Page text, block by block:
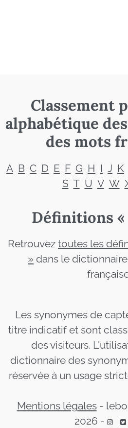
Classement
alphabétique
des mots
A B C D E F G H I J K
S T U V W
Définitions «
Retrouvez toutes les
» dans le
Les synonymes de
titre indicatif et sont
des visiteurs.
dictionnaire des
réservée à un usage
Mentions légales-
2026 -